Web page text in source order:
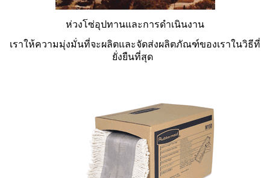
ห่วงโซ่อุปทานและการดำเนินงาน
เราให้ความมุ่งมั่นที่จะผลิตและจัดส่งผลิตภัณฑ์ของเราในวิธีที่
ยั่งยืนที่สุด